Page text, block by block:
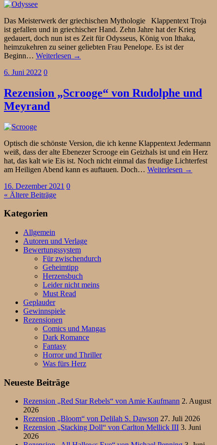
Das Meisterwerk der griechischen Mythologie Klappentext Troja
ist gefallen und in griechischer Hand. Zehn Jahre hat der Krieg
gedauert, doch nun ist es Zeit für Odysseus, König von Ithaka,
heimzukehren zu seiner geliebten Frau Penelope. Es ist der
Beginn… Weiterlesen →
6. Juni 2022 0
Rezension „Scrooge“ von Rudolphe und
Meyrand
Optisch die schönste Version, die ich kenne Klappentext Jedermann
weiß, dass der alte Ebenezer Scrooge ein Geizhals ist und ein Herz
hat, das kalt wie Eis ist. Noch nicht einmal das freudige Lichterfest
am Heiligen Abend kann es auftauen. Doch… Weiterlesen →
16. Dezember 2021 0
« Ältere Beiträge
Kategorien
Allgemein
Autoren und Verlage
Bewertungssystem
Für zwischendurch
Geheimtipp
Herzensbuch
Leider nicht meins
Must Read
Geplauder
Gewinnspiele
Rezensionen
Comics und Mangas
Dark Romance
Fantasy
Horror und Thriller
Was fürs Herz
Neueste Beiträge
Rezension „Red Star Rebels“ von Amie Kaufmann 2. August
2026
Rezension „Bloom“ von Delilah S. Dawson 27. Juli 2026
Rezension „Stacking Doll“ von Carlton Mellick III 3. Juni
2026